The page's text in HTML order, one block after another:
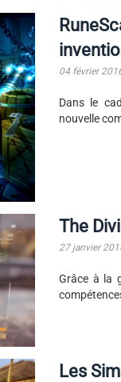
04 février
Dans le
nouvelle
The
27 janvier
Grâce à la
Les